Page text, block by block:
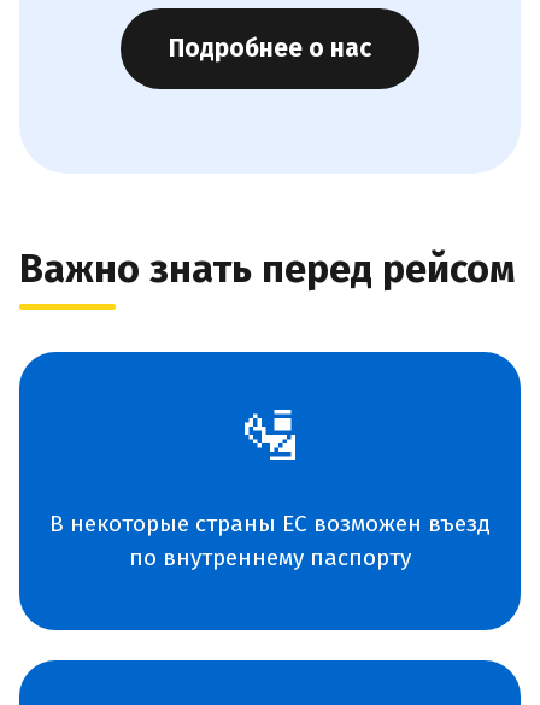
Подробнее о нас
Важно знать перед рейсом
🛂
В некоторые страны ЕС возможен въезд
по внутреннему паспорту